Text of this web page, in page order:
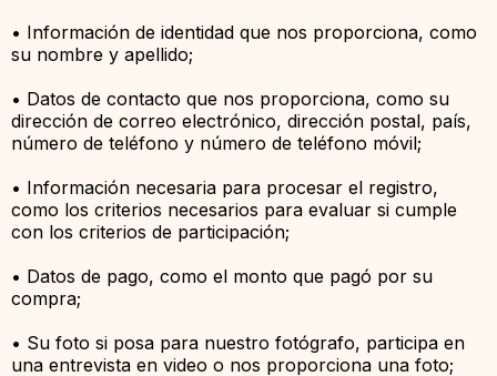
• Información de identidad que nos proporciona, como
su nombre y apellido;
• Datos de contacto que nos proporciona, como su
dirección de correo electrónico, dirección postal, país,
número de teléfono y número de teléfono móvil;
• Información necesaria para procesar el registro,
como los criterios necesarios para evaluar si cumple
con los criterios de participación;
• Datos de pago, como el monto que pagó por su
compra;
• Su foto si posa para nuestro fotógrafo, participa en
una entrevista en video o nos proporciona una foto;